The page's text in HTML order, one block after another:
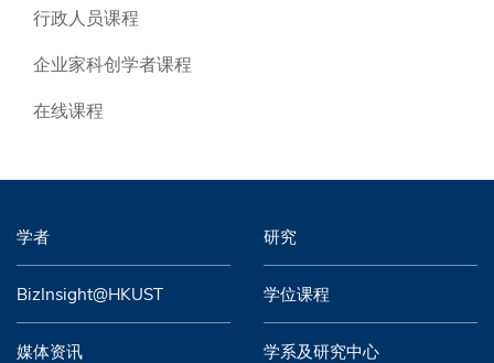
行政人员课程
企业家科创学者课程
在线课程
学者 研究
BizInsight@HKUST 学位课程
媒体资讯 学系及研究中心